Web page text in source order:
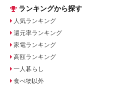
ランキングから探す
人気ランキング
還元率ランキング
家電ランキング
高額ランキング
一人暮らし
食べ物以外